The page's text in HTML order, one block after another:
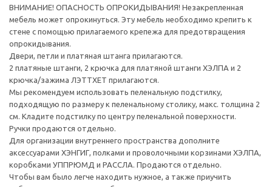
ВНИМАНИЕ! ОПАСНОСТЬ ОПРОКИДЫВАНИЯ! Незакрепленная
мебель может опрокинуться. Эту мебель необходимо крепить к
стене с помощью прилагаемого крепежа для предотвращения
опрокидывания.
Двери, петли и платяная штанга прилагаются.
2 платяные штанги, 2 крючка для платяной штанги ХЭЛПА и 2
крючка/зажима ЛЭТТХЕТ прилагаются.
Мы рекомендуем использовать пеленальную подстилку,
подходящую по размеру к пеленальному столику, макс. толщина 2
см. Кладите подстилку по центру пеленальной поверхности.
Ручки продаются отдельно.
Для организации внутреннего пространства дополните
аксессуарами ХЭНГИГ, полками и проволочными корзинами ХЭЛПА,
коробками УППРЮМД и РАССЛА. Продаются отдельно.
Чтобы вам было легче находить нужное, а также приучить